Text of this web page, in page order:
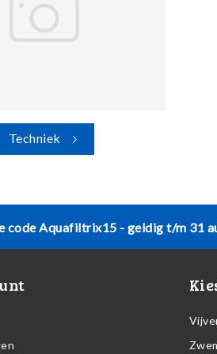
Techniek
Aquafiltrix15 - geldig t/m 31